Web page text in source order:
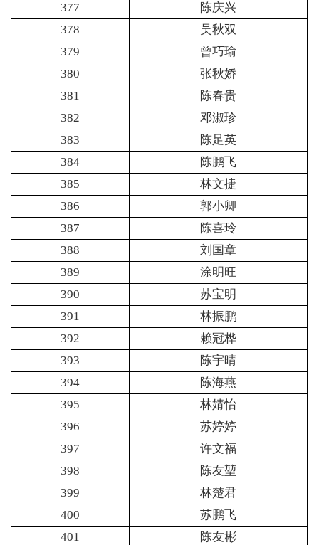
377
陈庆兴
378
吴秋双
379
曾巧瑜
380
张秋娇
381
陈春贵
382
邓淑珍
383
陈足英
384
陈鹏飞
385
林文捷
386
郭小卿
387
陈喜玲
388
刘国章
389
涂明旺
390
苏宝明
391
林振鹏
392
赖冠桦
393
陈宇晴
394
陈海燕
395
林婧怡
396
苏婷婷
397
许文福
398
陈友堃
399
林楚君
400
苏鹏飞
401
陈友彬